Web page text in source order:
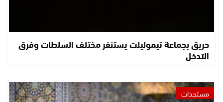
حريق بجماعة تيموليلت يستنفر مختلف السلطات وفرق
التدخل
مستجدات